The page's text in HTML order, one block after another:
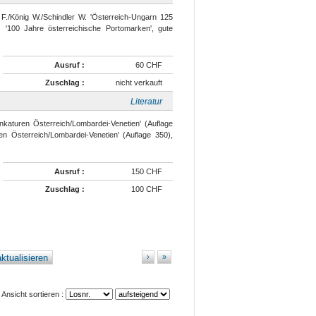
König W./Schindler W. 'Österreich-Ungarn 125
Jahre österreichische Portomarken', gute
Ausruf : 60 CHF
Zuschlag : nicht verkauft
Literatur
Österreich/Lombardei-Venetien' (Auflage
Österreich/Lombardei-Venetien' (Auflage 350),
Ausruf : 150 CHF
Zuschlag : 100 CHF
»
›
Ansicht sortieren :